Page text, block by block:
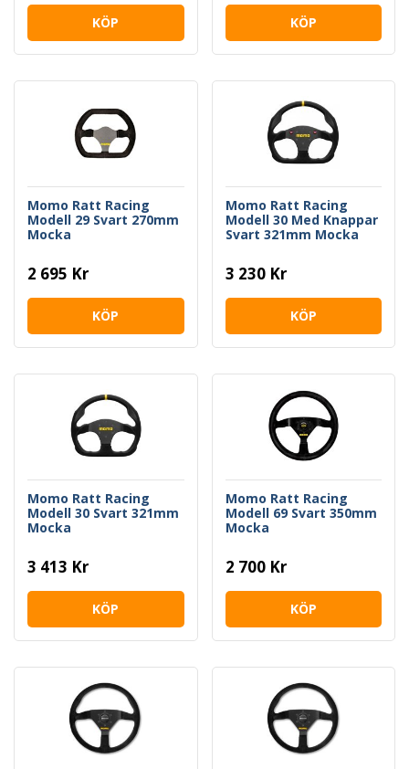
KÖP KÖP
Momo Ratt Racing
Modell 29 Svart 270mm
Mocka
2 695 Kr
KÖP
Momo Ratt Racing
Modell 30 Med Knappar
Svart 321mm Mocka
3 230 Kr
KÖP
Momo Ratt Racing
Modell 30 Svart 321mm
Mocka
3 413 Kr
KÖP
Momo Ratt Racing
Modell 69 Svart 350mm
Mocka
2 700 Kr
KÖP